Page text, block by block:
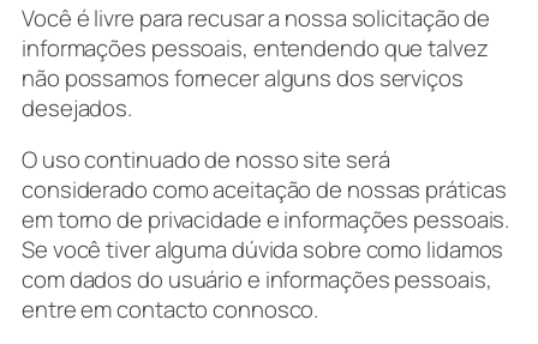
Você é livre para recusar a nossa solicitação de
informações pessoais, entendendo que talvez
não possamos fornecer alguns dos serviços
desejados.
O uso continuado de nosso site será
considerado como aceitação de nossas práticas
em torno de privacidade e informações pessoais.
Se você tiver alguma dúvida sobre como lidamos
com dados do usuário e informações pessoais,
entre em contacto connosco.